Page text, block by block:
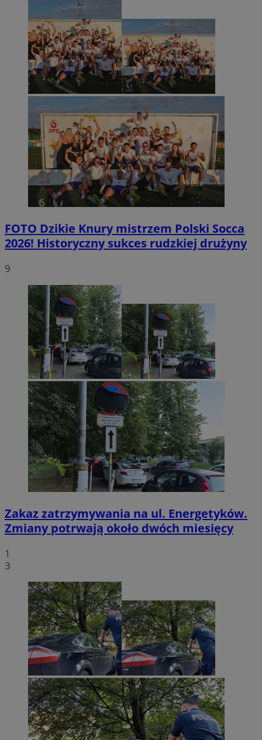
FOTO Dzikie Knury mistrzem Polski Socca
2026! Historyczny sukces rudzkiej drużyny
9
Zakaz zatrzymywania na ul. Energetyków.
Zmiany potrwają około dwóch miesięcy
1
3